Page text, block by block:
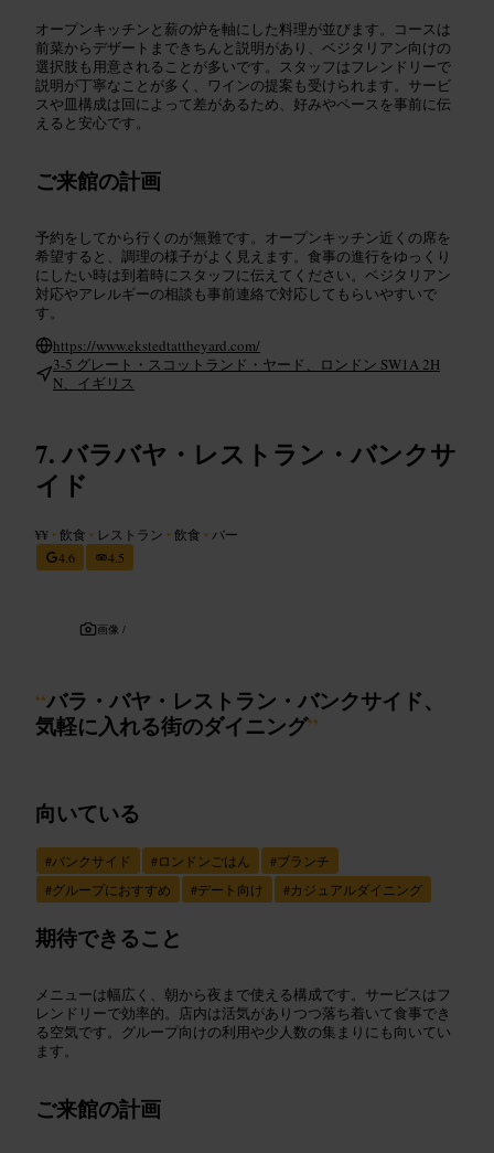
オープンキッチンと薪の炉を軸にした料理が並びます。コースは
前菜からデザートまできちんと説明があり、ベジタリアン向けの
選択肢も用意されることが多いです。スタッフはフレンドリーで
説明が丁寧なことが多く、ワインの提案も受けられます。サービ
スや皿構成は回によって差があるため、好みやペースを事前に伝
えると安心です。
ご来館の計画
予約をしてから行くのが無難です。オープンキッチン近くの席を
希望すると、調理の様子がよく見えます。食事の進行をゆっくり
にしたい時は到着時にスタッフに伝えてください。ベジタリアン
対応やアレルギーの相談も事前連絡で対応してもらいやすいで
す。
https://www.ekstedtattheyard.com/
3-5 グレート・スコットランド・ヤード、ロンドン SW1A 2H
N、イギリス
バラバヤ・レストラン・バンクサ
イド
¥¥ • 飲食 • レストラン • 飲食 • バー
4.6
4.5
画像 /
“バラ・バヤ・レストラン・バンクサイド、
気軽に入れる街のダイニング”
向いている
#バンクサイド #ロンドンごはん #ブランチ
#グループにおすすめ #デート向け #カジュアルダイニング
期待できること
メニューは幅広く、朝から夜まで使える構成です。サービスはフ
レンドリーで効率的。店内は活気がありつつ落ち着いて食事でき
る空気です。グループ向けの利用や少人数の集まりにも向いてい
ます。
ご来館の計画